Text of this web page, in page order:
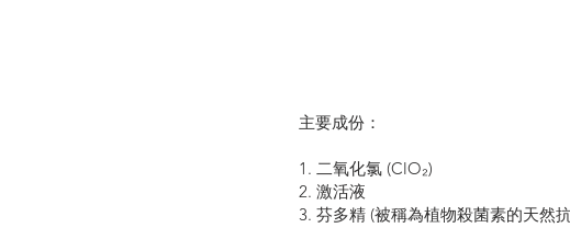
主要成份：
1. 二氧化氯 (ClO₂)
2. 激活液
3. 芬多精 (被稱為植物殺菌素的天然